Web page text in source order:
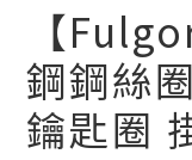
【
鋼鋼絲
鑰匙圈